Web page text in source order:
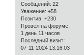
Сообщений: 22
Уважение: +58
Позитив: +230
Провел на форуме:
1 день 11 часов
Последний визит:
07-11-2024 13:16:03